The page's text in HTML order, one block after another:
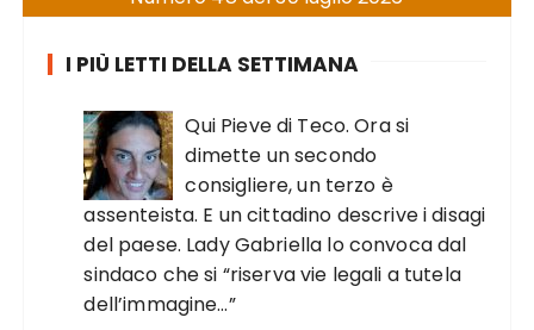
I PIÙ LETTI DELLA SETTIMANA
Qui Pieve di Teco. Ora si
dimette un secondo
consigliere, un terzo è
assenteista. E un cittadino descrive i disagi
del paese. Lady Gabriella lo convoca dal
sindaco che si “riserva vie legali a tutela
dell’immagine…”